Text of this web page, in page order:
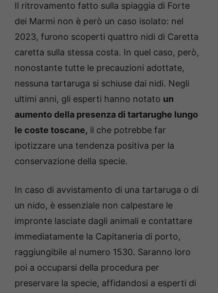
Il ritrovamento fatto sulla spiaggia di Forte
dei Marmi non è però un caso isolato: nel
2023, furono scoperti quattro nidi di Caretta
caretta sulla stessa costa. In quel caso, però,
nonostante tutte le precauzioni adottate,
nessuna tartaruga si schiuse dai nidi. Negli
ultimi anni, gli esperti hanno notato un
aumento della presenza di tartarughe lungo
le coste toscane, il che potrebbe far
ipotizzare una tendenza positiva per la
conservazione della specie.
In caso di avvistamento di una tartaruga o di
un nido, è essenziale non calpestare le
impronte lasciate dagli animali e contattare
immediatamente la Capitaneria di porto,
raggiungibile al numero 1530. Saranno loro
poi a occuparsi della procedura per
preservare la specie, affidandosi a esperti di